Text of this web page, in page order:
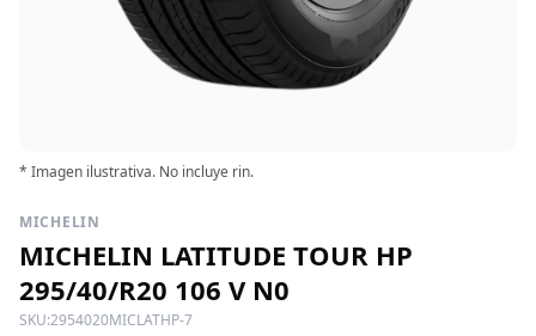
* Imagen ilustrativa. No incluye rin.
MICHELIN
MICHELIN LATITUDE TOUR HP
295/40/R20 106 V N0
SKU:2954020MICLATHP-7